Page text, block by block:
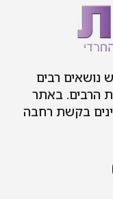
נושאים רבים
הרבים. באתר
בקשת רחבה